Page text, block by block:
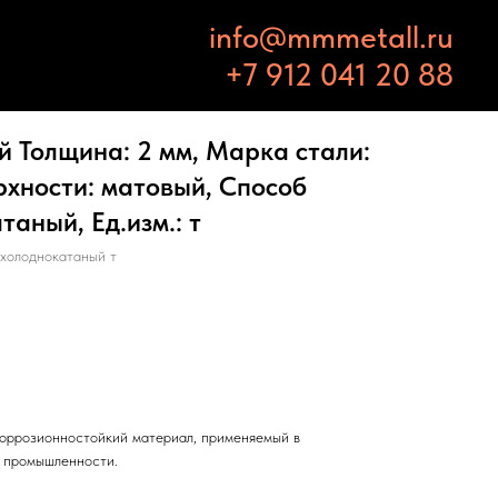
info@mmmetall.ru
+7 912 041 20 88
Толщина: 2 мм, Марка стали:
матовый, Способ
Ед.изм.: т
т
материал, применяемый в